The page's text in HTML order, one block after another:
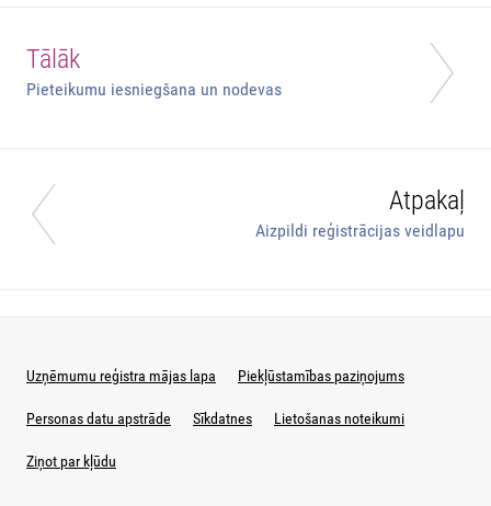
Tālāk
Pieteikumu iesniegšana un nodevas
Atpakaļ
Aizpildi reģistrācijas veidlapu
Uzņēmumu reģistra mājas lapa Piekļūstamības paziņojums
Personas datu apstrāde Sīkdatnes Lietošanas noteikumi
Ziņot par kļūdu